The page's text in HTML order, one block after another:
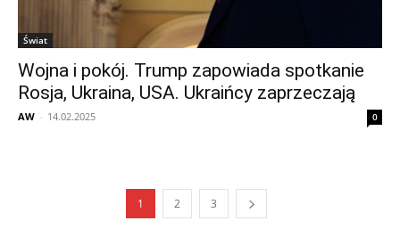
Świat
Wojna i pokój. Trump zapowiada spotkanie
Rosja, Ukraina, USA. Ukraińcy zaprzeczają
AW - 14.02.2025 0
1 2 3